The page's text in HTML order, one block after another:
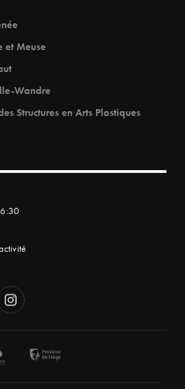
et Meuse
Wandre
Structures en Arts Plastiques